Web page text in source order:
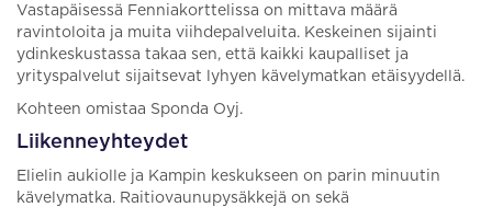
Vastapäisessä Fenniakorttelissa on mittava määrä
ravintoloita ja muita viihdepalveluita. Keskeinen sijainti
ydinkeskustassa takaa sen, että kaikki kaupalliset ja
yrityspalvelut sijaitsevat lyhyen kävelymatkan etäisyydellä.
Kohteen omistaa Sponda Oyj.
Liikenneyhteydet
Elielin aukiolle ja Kampin keskukseen on parin minuutin
kävelymatka. Raitiovaunupysäkkejä on sekä